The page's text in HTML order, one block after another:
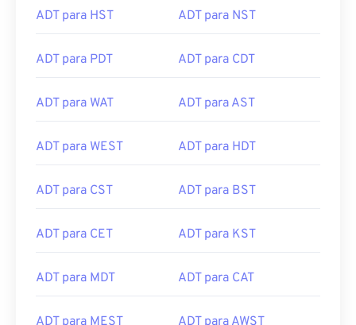
ADT para AKST ADT para MSK
ADT para HST ADT para NST
ADT para PDT ADT para CDT
ADT para WAT ADT para AST
ADT para WEST ADT para HDT
ADT para CST ADT para BST
ADT para CET ADT para KST
ADT para MDT ADT para CAT